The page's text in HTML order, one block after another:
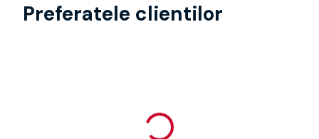
Preferatele clientilor